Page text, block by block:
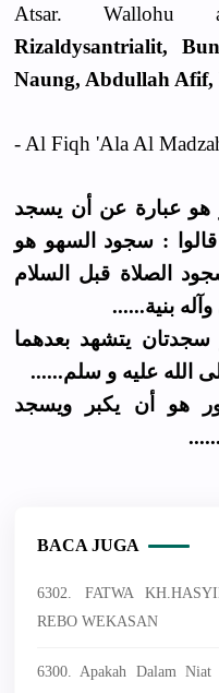
Atsar. Wallohu
Rizaldysantrialit,
Naung, Abdullah
- Al Fiqh 'Ala Al
هو عبارة عن أن يسجد
: سجود السهو هو
الصلاة قبل السلام
بنية......
سجدتان يتشهد بعدهما
الله عليه و سلم......
هو أن يكبر ويسجد
BACA JUGA
6302. FATWA
REBO WEKASAN
6300. Apakah Dalam Niat